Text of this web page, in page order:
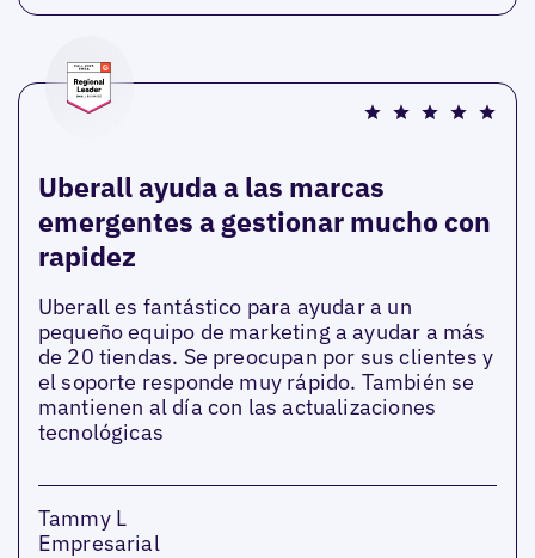
Uberall ayuda a las marcas
emergentes a gestionar mucho con
rapidez
Uberall es fantástico para ayudar a un
pequeño equipo de marketing a ayudar a más
de 20 tiendas. Se preocupan por sus clientes y
el soporte responde muy rápido. También se
mantienen al día con las actualizaciones
tecnológicas
Tammy L
Empresarial